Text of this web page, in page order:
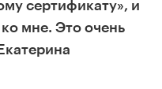
сертификату», и
мне. Это очень